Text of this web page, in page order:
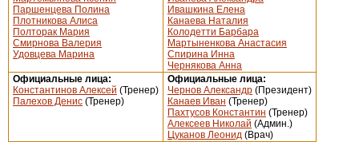
Паршенцева Полина
Плотникова Алиса
Полторак Мария
Смирнова Валерия
Удовцева Марина
Ивашкина Елена
Канаева Наталия
Колодетти Барбара
Мартыненкова Анастасия
Спирина Инна
Чернякова Анна
Официальные лица:
Константинов Алексей (Тренер)
Палехов Денис (Тренер)
Официальные лица:
Чернов Александр (Президент)
Канаев Иван (Тренер)
Пахтусов Константин (Тренер)
Алексеев Николай (Админ.)
Цуканов Леонид (Врач)